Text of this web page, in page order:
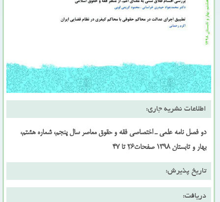
اطلاعات نشریه جاری:
دو فصل نامه علمى ـ اختصاصى فقه و حقوق معاصر سال پنجم، شماره هشتم،
بهار و تابستان 1398 صفحات26 تا 47
تاریخ پذیرش:
دریافت: